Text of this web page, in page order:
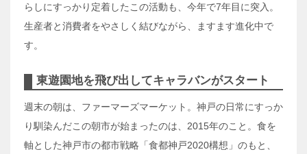
らしにすっかり定着したこの活動も、今年で7年目に突入。
生産者と消費者をやさしく結びながら、ますます進化中で
す。
東遊園地を飛び出してキャラバンがスタート
週末の朝は、ファーマーズマーケット。神戸の日常にすっか
り馴染んだこの朝市が始まったのは、2015年のこと。食を
軸とした神戸市の都市戦略「食都神戸2020構想」のもと、